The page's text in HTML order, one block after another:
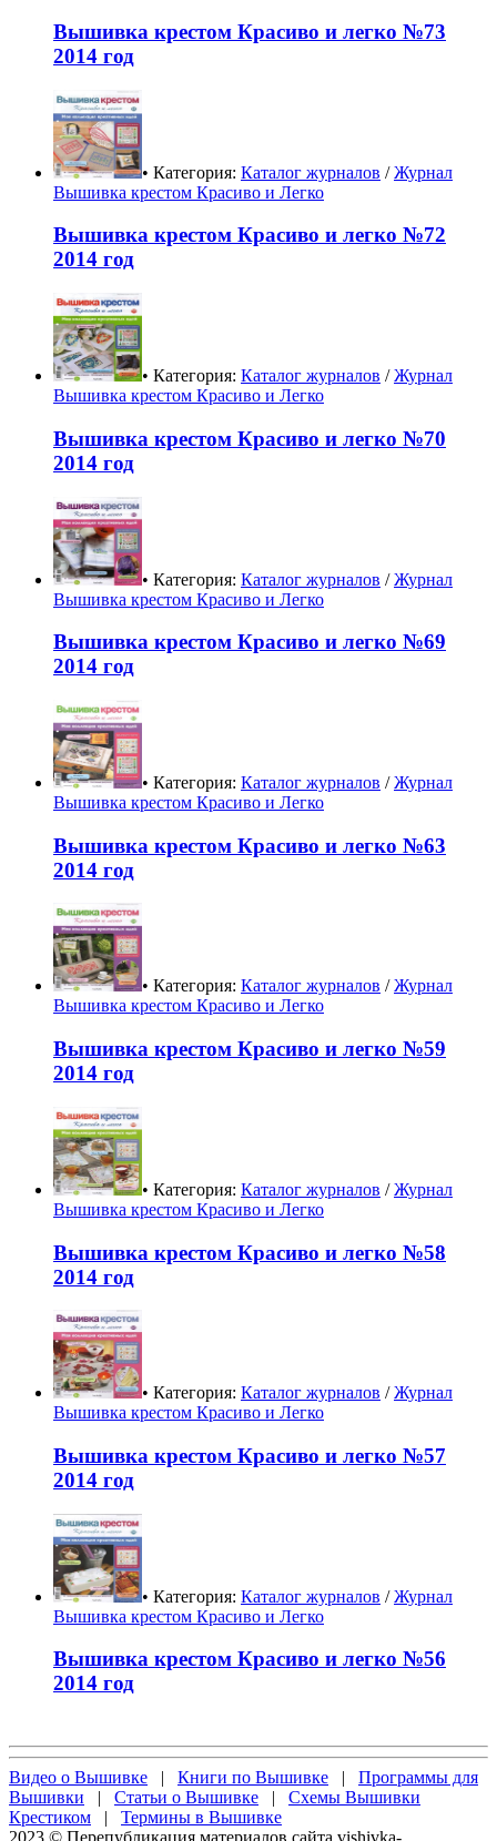
Вышивка крестом Красиво и легко №73
2014 год
• Категория: Каталог журналов /Журнал
Вышивка крестом Красиво и Легко
Вышивка крестом Красиво и легко №72
2014 год
• Категория: Каталог журналов /Журнал
Вышивка крестом Красиво и Легко
Вышивка крестом Красиво и легко №70
2014 год
• Категория: Каталог журналов /Журнал
Вышивка крестом Красиво и Легко
Вышивка крестом Красиво и легко №69
2014 год
• Категория: Каталог журналов /Журнал
Вышивка крестом Красиво и Легко
Вышивка крестом Красиво и легко №63
2014 год
• Категория: Каталог журналов /Журнал
Вышивка крестом Красиво и Легко
Вышивка крестом Красиво и легко №59
2014 год
• Категория: Каталог журналов /Журнал
Вышивка крестом Красиво и Легко
Вышивка крестом Красиво и легко №58
2014 год
• Категория: Каталог журналов /Журнал
Вышивка крестом Красиво и Легко
Вышивка крестом Красиво и легко №57
2014 год
• Категория: Каталог журналов /Журнал
Вышивка крестом Красиво и Легко
Вышивка крестом Красиво и легко №56
2014 год
Видео о Вышивке | Книги по Вышивке | Программы для
Вышивки | Статьи о Вышивке | Схемы Вышивки
Крестиком | Термины в Вышивке